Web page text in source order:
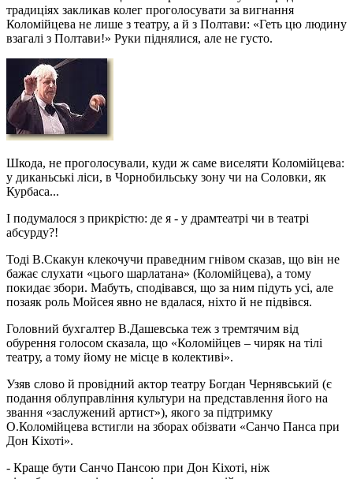
традиціях закликав колег проголосувати за вигнання
Коломійцева не лише з театру, а й з Полтави: «Геть цю людину
взагалі з Полтави!» Руки піднялися, але не густо.
Шкода, не проголосували, куди ж саме виселяти Коломійцева:
у диканьські ліси, в Чорнобильську зону чи на Соловки, як
Курбаса...
І подумалося з прикрістю: де я - у драмтеатрі чи в театрі
абсурду?!
Тоді В.Скакун клекочучи праведним гнівом сказав, що він не
бажає слухати «цього шарлатана» (Коломійцева), а тому
покидає збори. Мабуть, сподівався, що за ним підуть усі, але
позаяк роль Мойсея явно не вдалася, ніхто й не підвівся.
Головний бухгалтер В.Дашевська теж з тремтячим від
обурення голосом сказала, що «Коломійцев – чиряк на тілі
театру, а тому йому не місце в колективі».
Узяв слово й провідний актор театру Богдан Чернявський (є
подання облуправління культури на представлення його на
звання «заслужений артист»), якого за підтримку
О.Коломійцева встигли на зборах обізвати «Санчо Панса при
Дон Кіхоті».
- Краще бути Санчо Пансою при Дон Кіхоті, ніж